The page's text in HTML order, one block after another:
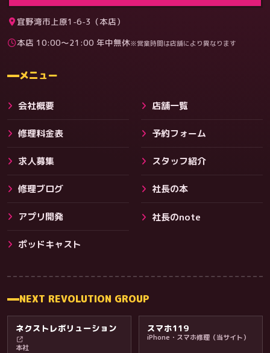
その他サービス
料金
宜野湾市上原1-6-3（本店）
本店 10:00〜21:00 年中無休※営業時間は店舗により異なります
メニュー
会社概要 店舗一覧
修理料金表 予約フォーム
求人募集 スタッフ紹介
修理ブログ 社長の本
アプリ開発 社長のnote
ポッドキャスト
NEXT REVOLUTION GROUP
ネクストレボリューション
本社
スマホ119
iPhone・スマホ修理（当サイト）